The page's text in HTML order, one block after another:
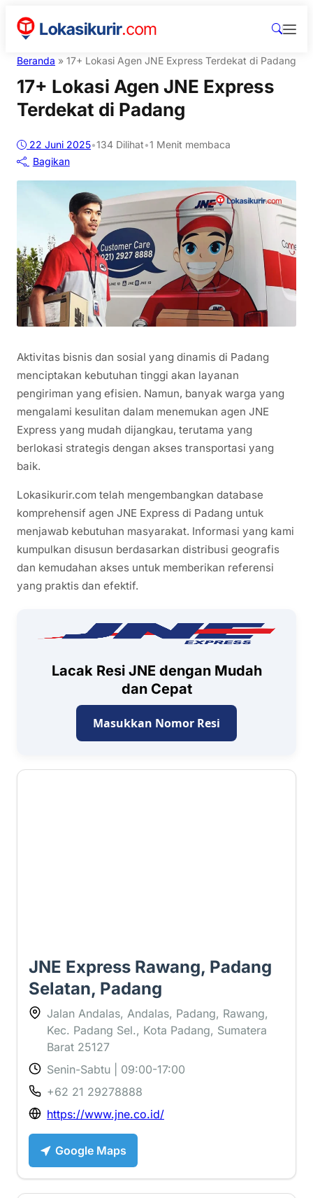
Beranda » 17+ Lokasi Agen JNE Express Terdekat di Padang
17+ Lokasi Agen JNE Express
Terdekat di Padang
22 Juni 2025•134 Dilihat•1 Menit membaca
Bagikan
Aktivitas bisnis dan sosial yang dinamis di Padang
menciptakan kebutuhan tinggi akan layanan
pengiriman yang efisien. Namun, banyak warga yang
mengalami kesulitan dalam menemukan agen JNE
Express yang mudah dijangkau, terutama yang
berlokasi strategis dengan akses transportasi yang
baik.
Lokasikurir.com telah mengembangkan database
komprehensif agen JNE Express di Padang untuk
menjawab kebutuhan masyarakat. Informasi yang kami
kumpulkan disusun berdasarkan distribusi geografis
dan kemudahan akses untuk memberikan referensi
yang praktis dan efektif.
Lacak Resi JNE dengan Mudah
dan Cepat
Masukkan Nomor Resi
JNE Express Rawang, Padang
Selatan, Padang
Jalan Andalas, Andalas, Padang, Rawang,
Kec. Padang Sel., Kota Padang, Sumatera
Barat 25127
Senin-Sabtu | 09:00-17:00
+62 21 29278888
https://www.jne.co.id/
Google Maps